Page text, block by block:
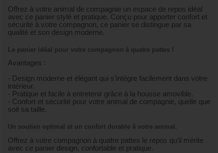
Offrez à votre animal de compagnie un espace de repos idéal
avec ce panier stylé et pratique. Conçu pour apporter confort et
sécurité à votre compagnon, ce panier se distingue par sa
qualité et son design moderne.
Le panier idéal pour votre compagnon à quatre pattes !
Avantages :
- Design moderne et élégant qui s’intègre facilement dans votre
intérieur.
- Pratique et facile à entretenir grâce à la housse amovible.
- Confort et sécurité pour votre animal de compagnie, quelle que
soit sa taille.
Un soutien optimal et un confort durable à votre animal.
Offrez à votre compagnon à quatre pattes le repos qu’il mérite
avec ce panier design, confortable et pratique.